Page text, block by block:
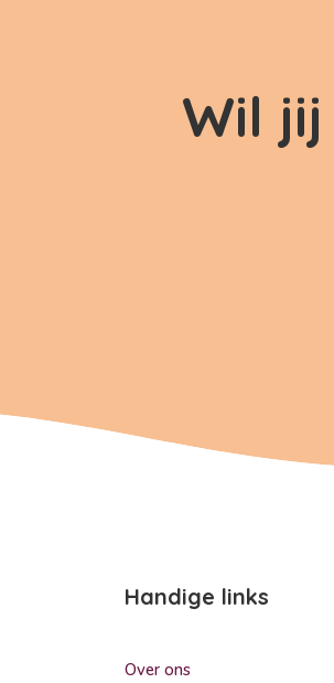
Wil
Handige links
Over ons